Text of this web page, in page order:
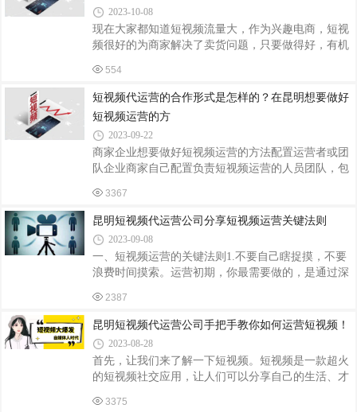
2023-10-08
现在大家都知道短视频流量大，作为兴趣电商，短视
频很好的为商家解决了卖货问题，只要做得好，有机
都不敢想的，那么作为新手商家，不知道怎么运营和
推广短视频小店，短视频小店代运营公司的出现就正
好解决了这个问题，今天就带大家详细了解一下短视
频小店代运营。
554
短视频代运营的合作形式是怎样的？在昆明想要做好
短视频运营的方
2023-09-22
商家企业想要做好短视频运营的方法配置运营者或团
队企业商家自己配置负责短视频运营的人员团队，包
支出成本会比较高，适合大品牌的大企业和本身已经
有专家配备的公司企业与专业的的运营团队合作代运
营将短视频运营、市场营销业务直接外包给专业的短
视频运营服务的团队公司，运营公司负责整体的运
营、内容规划、视频拍摄、复印、视频剪辑制作、账
户管理等，企业商家只需要协助提供内容素材和粉丝
转换。短视频代运营的合作形式微正短视频短视频代
运营、内
3367
昆明短视频代运营公司分享短视频运营关键法则
2023-09-08
一、短视频运营的关键法则1.不要自己瞎捉摸，不要
浪费时间摸索。运营初期，你最需要做的，是通过深
域，视频制作的套路，快速上手，快速做出及格线以
上的视频。2.不要像只铁公鸡，一毛不拔！一开始，
就要懂得给平台交“保护费”，花小钱换大流量。待到
产出视频的质量，足够高时，就要敢于花大钱换超大
流量。要知道，花钱办事儿，往往是最高效的。你随
便找个达人问问，哪个不花钱投流，平台捧他是因为
他能和平台一起赚品牌方的营销费，你懂得。3.开启
2387
昆明短视频代运营公司手把手教你如何运营短视频！
2023-08-28
首先，让我们来了解一下短视频。短视频是一款超火
的短视频社交应用，让人们可以分享自己的生活、才
几个小技巧： 1.了解你的受众：想一想你的目标观众
3375